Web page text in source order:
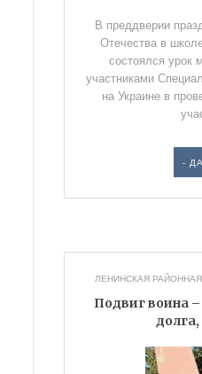
В преддверии
Отечества в
состоялся урок
участниками
на Украине в
-
ЛЕНИНСКАЯ
Подвиг воина